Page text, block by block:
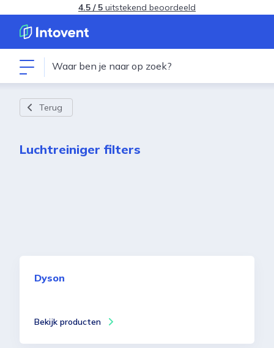
4.5 / 5 uitstekend beoordeeld
Terug
Luchtreiniger filters
Dyson
Bekijk producten